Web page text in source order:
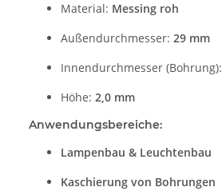
Material: Messing roh
Außendurchmesser: 29 mm
Innendurchmesser (Bohrung):
Höhe: 2,0 mm
Anwendungsbereiche:
Lampenbau & Leuchtenbau
Kaschierung von Bohrungen